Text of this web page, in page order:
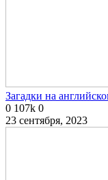
Загадки на
0 107k 0
23 сентября, 2023